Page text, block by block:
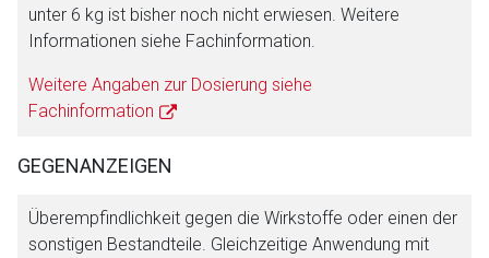
unter 6 kg ist bisher noch nicht erwiesen. Weitere
Informationen siehe Fachinformation.
Weitere Angaben zur Dosierung siehe
Fachinformation
GEGENANZEIGEN
Überempfindlichkeit gegen die Wirkstoffe oder einen der
sonstigen Bestandteile. Gleichzeitige Anwendung mit